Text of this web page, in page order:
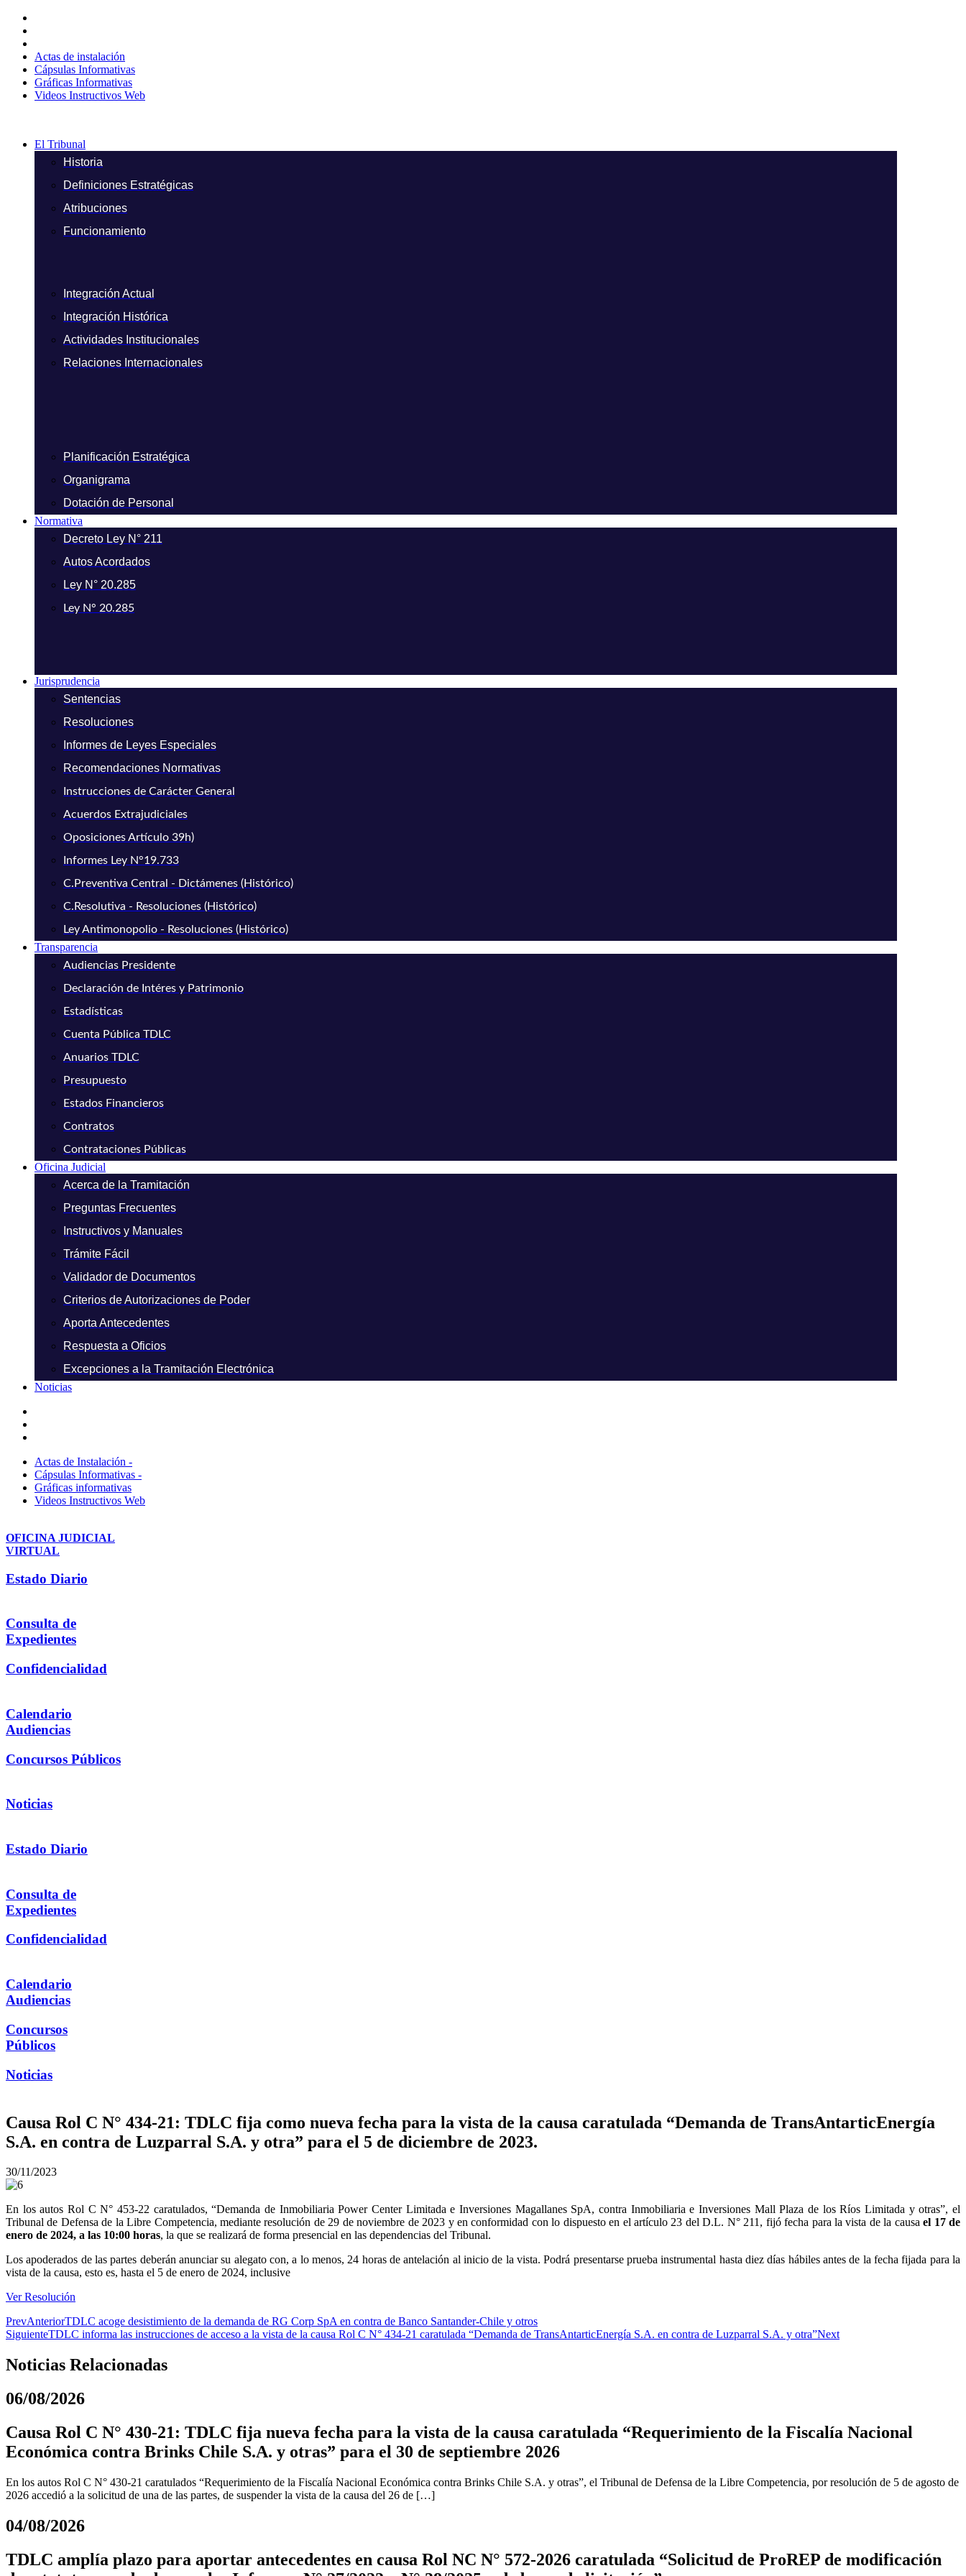
contenido
Actas de instalación
Cápsulas Informativas
Gráficas Informativas
Videos Instructivos Web
El Tribunal
Historia
Definiciones Estratégicas
Atribuciones
Funcionamiento
Integración Actual
Integración Histórica
Actividades Institucionales
Relaciones Internacionales
Planificación Estratégica
Organigrama
Dotación de Personal
Normativa
Decreto Ley N° 211
Autos Acordados
Ley N° 20.285
Ley N° 20.285
Jurisprudencia
Sentencias
Resoluciones
Informes de Leyes Especiales
Recomendaciones Normativas
Instrucciones de Carácter General
Acuerdos Extrajudiciales
Oposiciones Artículo 39h)
Informes Ley N°19.733
C.Preventiva Central - Dictámenes (Histórico)
C.Resolutiva - Resoluciones (Histórico)
Ley Antimonopolio - Resoluciones (Histórico)
Transparencia
Audiencias Presidente
Declaración de Intéres y Patrimonio
Estadísticas
Cuenta Pública TDLC
Anuarios TDLC
Presupuesto
Estados Financieros
Contratos
Contrataciones Públicas
Oficina Judicial
Acerca de la Tramitación
Preguntas Frecuentes
Instructivos y Manuales
Trámite Fácil
Validador de Documentos
Criterios de Autorizaciones de Poder
Aporta Antecedentes
Respuesta a Oficios
Excepciones a la Tramitación Electrónica
Noticias
Actas de Instalación -
Cápsulas Informativas -
Gráficas informativas
Videos Instructivos Web
OFICINA JUDICIAL
VIRTUAL
Estado Diario
Consulta de
Expedientes
Confidencialidad
Calendario
Audiencias
Concursos Públicos
Noticias
Estado Diario
Consulta de
Expedientes
Confidencialidad
Calendario
Audiencias
Concursos
Públicos
Noticias
Causa Rol C N° 434-21: TDLC fija como nueva fecha para la vista de la causa caratulada “Demanda de TransAntarticEnergía
S.A. en contra de Luzparral S.A. y otra” para el 5 de diciembre de 2023.
30/11/2023
En los autos Rol C N° 453-22 caratulados, “Demanda de Inmobiliaria Power Center Limitada e Inversiones Magallanes SpA, contra Inmobiliaria e Inversiones Mall Plaza de los Ríos Limitada y otras”, el
Tribunal de Defensa de la Libre Competencia, mediante resolución de 29 de noviembre de 2023 y en conformidad con lo dispuesto en el artículo 23 del D.L. N° 211, fijó fecha para la vista de la causael 17 de
enero de 2024, a las 10:00 horas, la que se realizará de forma presencial en las dependencias del Tribunal.
Los apoderados de las partes deberán anunciar su alegato con, a lo menos, 24 horas de antelación al inicio de la vista. Podrá presentarse prueba instrumental hasta diez días hábiles antes de la fecha fijada para la
vista de la causa, esto es, hasta el 5 de enero de 2024, inclusive
Ver Resolución
PrevAnteriorTDLC acoge desistimiento de la demanda de RG Corp SpA en contra de Banco Santander-Chile y otros
SiguienteTDLC informa las instrucciones de acceso a la vista de la causa Rol C N° 434-21 caratulada “Demanda de TransAntarticEnergía S.A. en contra de Luzparral S.A. y otra”Next
Noticias Relacionadas
06/08/2026
Causa Rol C N° 430-21: TDLC fija nueva fecha para la vista de la causa caratulada “Requerimiento de la Fiscalía Nacional
Económica contra Brinks Chile S.A. y otras” para el 30 de septiembre 2026
En los autos Rol C N° 430-21 caratulados “Requerimiento de la Fiscalía Nacional Económica contra Brinks Chile S.A. y otras”, el Tribunal de Defensa de la Libre Competencia, por resolución de 5 de agosto de
2026 accedió a la solicitud de una de las partes, de suspender la vista de la causa del 26 de […]
04/08/2026
TDLC amplía plazo para aportar antecedentes en causa Rol NC N° 572-2026 caratulada “Solicitud de ProREP de modificación